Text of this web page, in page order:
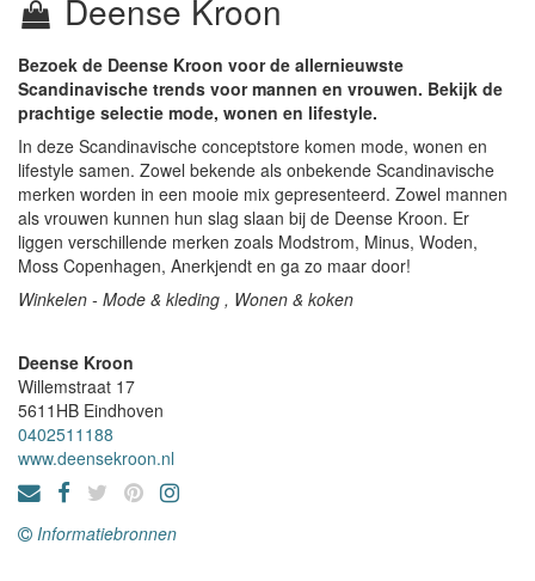
Deense Kroon
Bezoek de Deense Kroon voor de allernieuwste
Scandinavische trends voor mannen en vrouwen. Bekijk de
prachtige selectie mode, wonen en lifestyle.
In deze Scandinavische conceptstore komen mode, wonen en
lifestyle samen. Zowel bekende als onbekende Scandinavische
merken worden in een mooie mix gepresenteerd. Zowel mannen
als vrouwen kunnen hun slag slaan bij de Deense Kroon. Er
liggen verschillende merken zoals Modstrom, Minus, Woden,
Moss Copenhagen, Anerkjendt en ga zo maar door!
Winkelen - Mode & kleding , Wonen & koken
Deense Kroon
Willemstraat 17
5611HB Eindhoven
0402511188
www.deensekroon.nl
Informatiebronnen